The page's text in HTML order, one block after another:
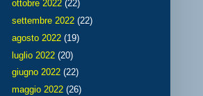
ottobre 2022 (22)
settembre 2022 (22)
agosto 2022 (19)
luglio 2022 (20)
giugno 2022 (22)
maggio 2022 (26)